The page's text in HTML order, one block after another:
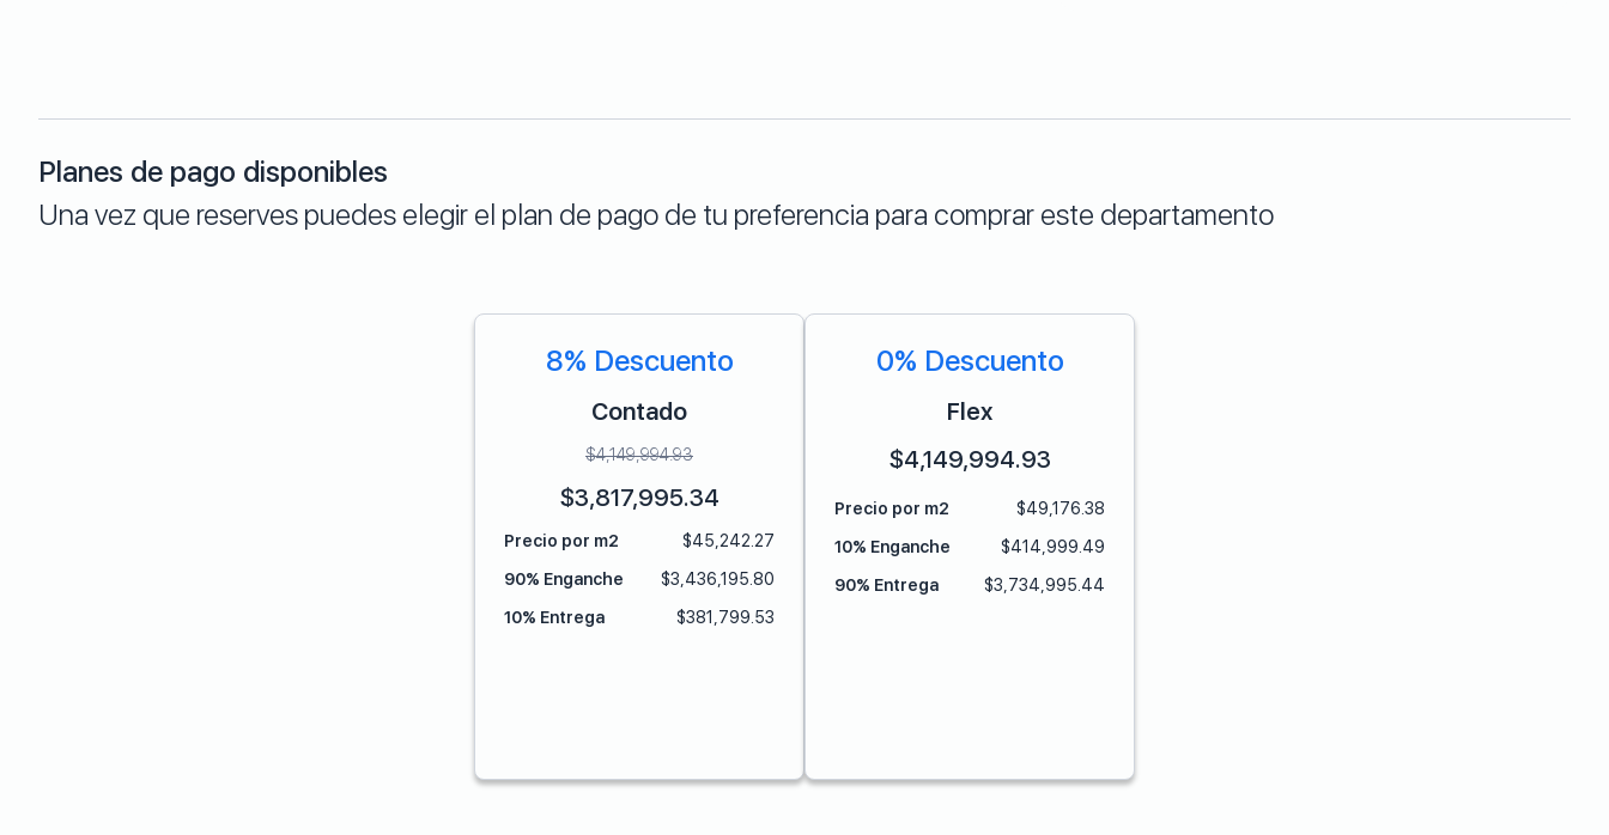
Planes de pago disponibles
Una vez que reserves puedes elegir el plan de pago de tu preferencia para comprar este departamento
8% Descuento
Contado
$4,149,994.93
$3,817,995.34
Precio por m2 $45,242.27
90% Enganche
$3,436,195.80
10% Entrega
$381,799.53
0% Descuento
Flex
$4,149,994.93
Precio por m2 $49,176.38
10% Enganche
$414,999.49
90% Entrega
$3,734,995.44